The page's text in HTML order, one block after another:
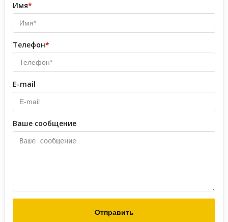
Имя*
Телефон*
E-mail
Ваше сообщение